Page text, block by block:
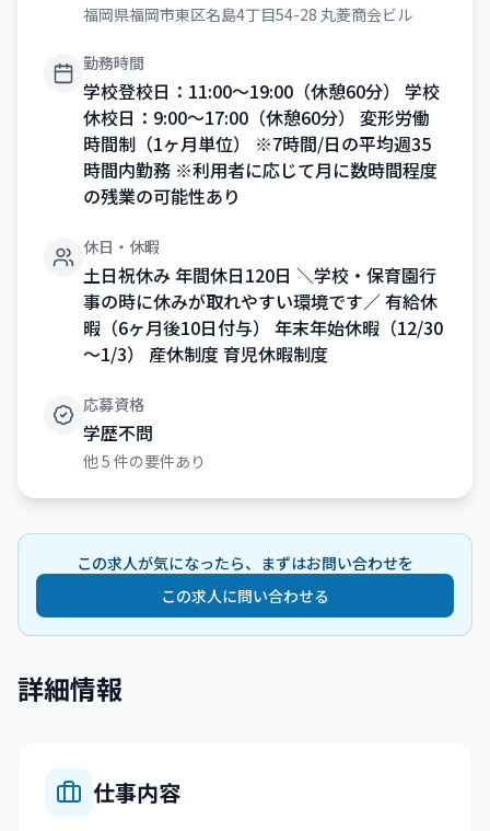
福岡県福岡市東区名島4丁目54-28 丸菱商会ビル
勤務時間
学校登校日：11:00～19:00（休憩60分） 学校
休校日：9:00～17:00（休憩60分） 変形労働
時間制（1ヶ月単位） ※7時間/日の平均週35
時間内勤務 ※利用者に応じて月に数時間程度
の残業の可能性あり
休日・休暇
土日祝休み 年間休日120日 ＼学校・保育園行
事の時に休みが取れやすい環境です／ 有給休
暇（6ヶ月後10日付与） 年末年始休暇（12/30
～1/3） 産休制度 育児休暇制度
応募資格
学歴不問
他5 件の要件あり
この求人が気になったら、まずはお問い合わせを
この求人に問い合わせる
詳細情報
仕事内容